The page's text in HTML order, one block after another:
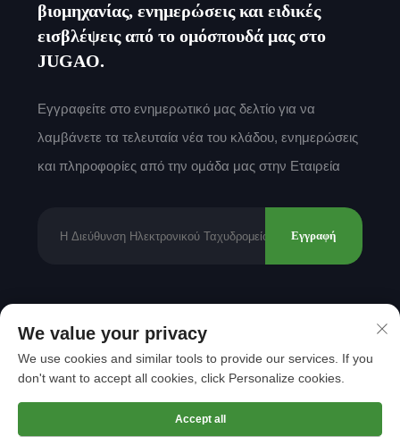
βιομηχανίας, ενημερώσεις και ειδικές
εισβλέψεις από το ομόσπουδά μας στο
JUGAO.
Εγγραφείτε στο ενημερωτικό μας δελτίο για να
λαμβάνετε τα τελευταία νέα του κλάδου, ενημερώσεις
και πληροφορίες από την ομάδα μας στην Εταιρεία
Εγγραφή
Shantou Mingda Textile Co., Ltd.
Απορρήτου
Μετακίνηση στην κορυφή
We value your privacy
We use cookies and similar tools to provide our services. If you
don't want to accept all cookies, click Personalize cookies.
Accept all